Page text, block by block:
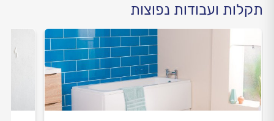
תקלות ועבודות נפוצות